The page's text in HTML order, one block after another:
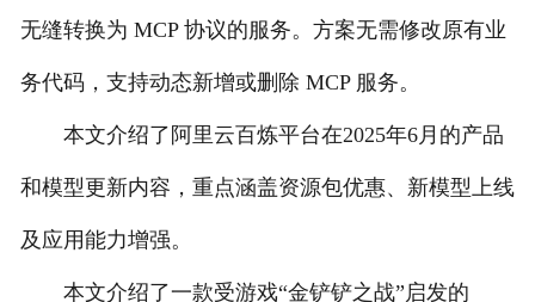
无缝转换为 MCP 协议的服务。方案无需修改原有业
务代码，支持动态新增或删除 MCP 服务。
本文介绍了阿里云百炼平台在2025年6月的产品
和模型更新内容，重点涵盖资源包优惠、新模型上线
及应用能力增强。
本文介绍了一款受游戏“金铲铲之战”启发的